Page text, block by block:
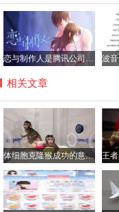
恋与制作人是腾讯公司的游戏吗？恋与制作人加不了好友咋回事
相关文章
体细胞克隆猴成功的意义解读，将大大提高药物研制效率